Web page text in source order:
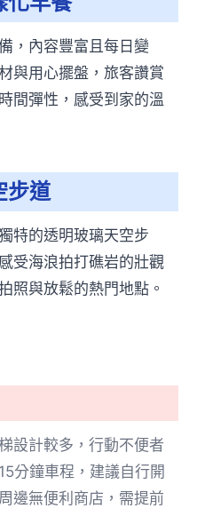
，內容豐富且每日變
與用心擺盤，旅客讚賞
間彈性，感受到家的溫
步道
特的透明玻璃天空步
受海浪拍打礁岩的壯觀
照與放鬆的熱門地點。
設計較多，行動不便者
分鐘車程，建議自行開
邊無便利商店，需提前